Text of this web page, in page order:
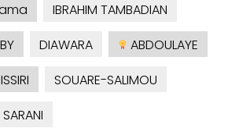
IBRAHIM TAMBADIAN
DIAWARA
ABDOULAYE
SOUARE-SALIMOU
SARANI